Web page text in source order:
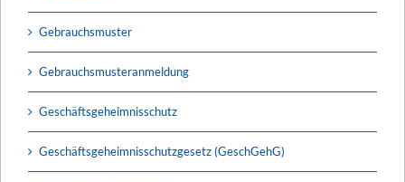
Gebrauchsmuster
Gebrauchsmusteranmeldung
Geschäftsgeheimnisschutz
Geschäftsgeheimnisschutzgesetz (GeschGehG)